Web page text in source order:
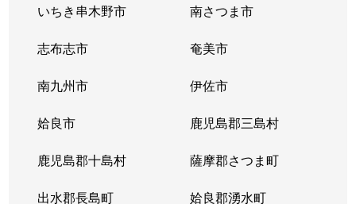
いちき串木野市 南さつま市
志布志市 奄美市
南九州市 伊佐市
姶良市 鹿児島郡三島村
鹿児島郡十島村 薩摩郡さつま町
出水郡長島町 姶良郡湧水町